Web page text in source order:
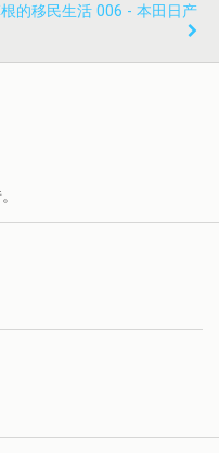
的移民生活 006 - 本田日产